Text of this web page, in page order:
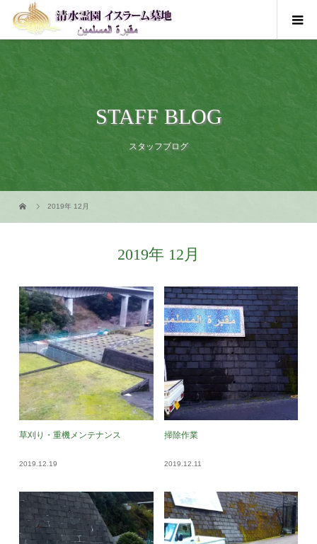
STAFF BLOG
スタッフブログ
2019年 12月
2019年 12月
草刈り・重機メンテナンス
2019.12.19
掃除作業
2019.12.11